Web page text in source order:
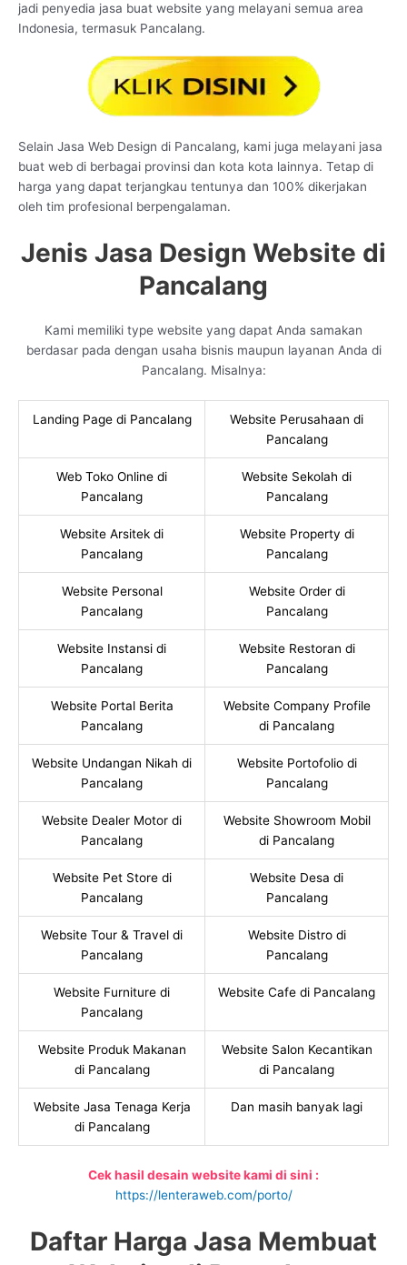
jadi penyedia jasa buat website yang melayani semua area
Indonesia, termasuk Pancalang.
Selain Jasa Web Design di Pancalang, kami juga melayani jasa
buat web di berbagai provinsi dan kota kota lainnya. Tetap di
harga yang dapat terjangkau tentunya dan 100% dikerjakan
oleh tim profesional berpengalaman.
Jenis Jasa Design Website di
Pancalang
Kami memiliki type website yang dapat Anda samakan
berdasar pada dengan usaha bisnis maupun layanan Anda di
Pancalang. Misalnya:
Landing Page di Pancalang
Website Perusahaan di
Pancalang
Web Toko Online di
Pancalang
Website Sekolah di
Pancalang
Website Arsitek di
Pancalang
Website Property di
Pancalang
Website Personal
Pancalang
Website Order di
Pancalang
Website Instansi di
Pancalang
Website Restoran di
Pancalang
Website Portal Berita
Pancalang
Website Company Profile
di Pancalang
Website Undangan Nikah di
Pancalang
Website Portofolio di
Pancalang
Website Dealer Motor di
Pancalang
Website Showroom Mobil
di Pancalang
Website Pet Store di
Pancalang
Website Desa di
Pancalang
Website Tour & Travel di
Pancalang
Website Distro di
Pancalang
Website Furniture di
Pancalang
Website Cafe di Pancalang
Website Produk Makanan
di Pancalang
Website Salon Kecantikan
di Pancalang
Website Jasa Tenaga Kerja
di Pancalang
Dan masih banyak lagi
Cek hasil desain website kami di sini :
https://lenteraweb.com/porto/
Daftar Harga Jasa Membuat